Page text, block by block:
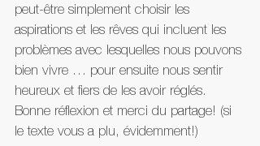
peut-être simplement choisir les
aspirations et les rêves qui incluent les
problèmes avec lesquelles nous pouvons
bien vivre … pour ensuite nous sentir
heureux et fiers de les avoir réglés.
Bonne réflexion et merci du partage! (si
le texte vous a plu, évidemment!)